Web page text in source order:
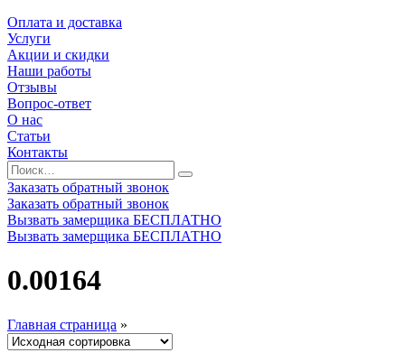
Оплата и доставка
Услуги
Акции и скидки
Наши работы
Отзывы
Вопрос-ответ
О нас
Статьи
Контакты
Заказать обратный звонок
Заказать обратный звонок
Вызвать замерщика БЕСПЛАТНО
Вызвать замерщика БЕСПЛАТНО
0.00164
Главная страница »